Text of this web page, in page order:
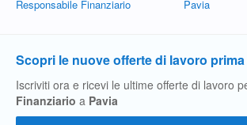
Responsabile Finanziario Pavia
Scopri le nuove offerte di lavoro
Iscriviti ora e ricevi le ultime offerte di lavoro
Finanziario a Pavia